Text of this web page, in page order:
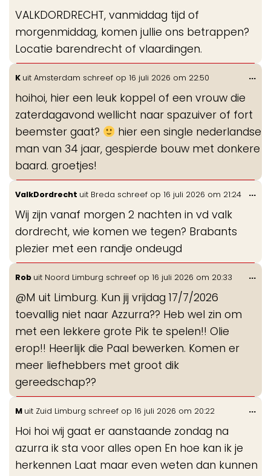
VALKDORDRECHT, vanmiddag tijd of
morgenmiddag, komen jullie ons betrappen?
Locatie barendrecht of vlaardingen.
K uit Amsterdam schreef op 16 juli 2026 om 22:50
hoihoi, hier een leuk koppel of een vrouw die
zaterdagavond wellicht naar spazuiver of fort
beemster gaat?
hier een single nederlandse
man van 34 jaar, gespierde bouw met donkere
baard. groetjes!
...
ValkDordrecht uit Breda schreef op 16 juli 2026 om 21:24
Wij zijn vanaf morgen 2 nachten in vd valk
dordrecht, wie komen we tegen? Brabants
plezier met een randje ondeugd
...
Rob uit Noord Limburg schreef op 16 juli 2026 om 20:33
@M uit Limburg. Kun jij vrijdag 17/7/2026
toevallig niet naar Azzurra?? Heb wel zin om
met een lekkere grote Pik te spelen!! Olie
erop!! Heerlijk die Paal bewerken. Komen er
meer liefhebbers met groot dik
gereedschap??
...
M uit Zuid Limburg schreef op 16 juli 2026 om 20:22
Hoi hoi wij gaat er aanstaande zondag na
azurra ik sta voor alles open En hoe kan ik je
herkennen Laat maar even weten dan kunnen
...